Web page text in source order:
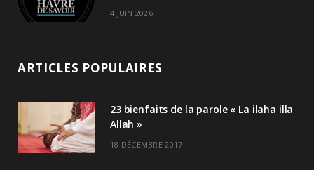
4 JUIN 2026
ARTICLES POPULAIRES
23 bienfaits de la parole « La ilaha illa
Allah »
18 DÉCEMBRE 2017